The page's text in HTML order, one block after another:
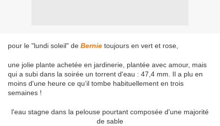
pour le "lundi soleil" de Bernie toujours en vert et rose,
une jolie plante achetée en jardinerie, plantée avec amour, mais
qui a subi dans la soirée un torrent d'eau : 47,4 mm. Il a plu en
moins d'une heure ce qu’il tombe habituellement en trois
semaines !
l'eau stagne dans la pelouse pourtant composée d'une majorité
de sable